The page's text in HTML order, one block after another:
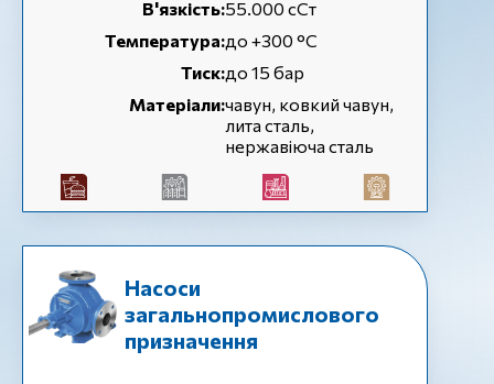
В'язкість:55.000 сСт
Температура:до +300 °C
Тиск:до 15 бар
Матеріали:чавун, ковкий чавун,
лита сталь,
нержавіюча сталь
Насоси
загальнопромислового
призначення